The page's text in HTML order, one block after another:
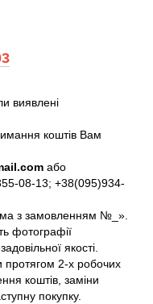
виявлені
коштів Вам
або
08-13; +38(095)934-
з замовленням №_».
фотографії
якості.
протягом 2-х робочих
коштів, заміни
покупку.